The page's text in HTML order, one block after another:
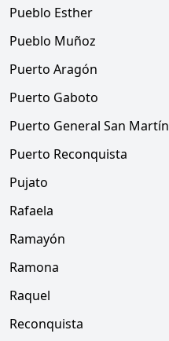
Pueblo Esther
Pueblo Muñoz
Puerto Aragón
Puerto Gaboto
Puerto General San Martín
Puerto Reconquista
Pujato
Rafaela
Ramayón
Ramona
Raquel
Reconquista